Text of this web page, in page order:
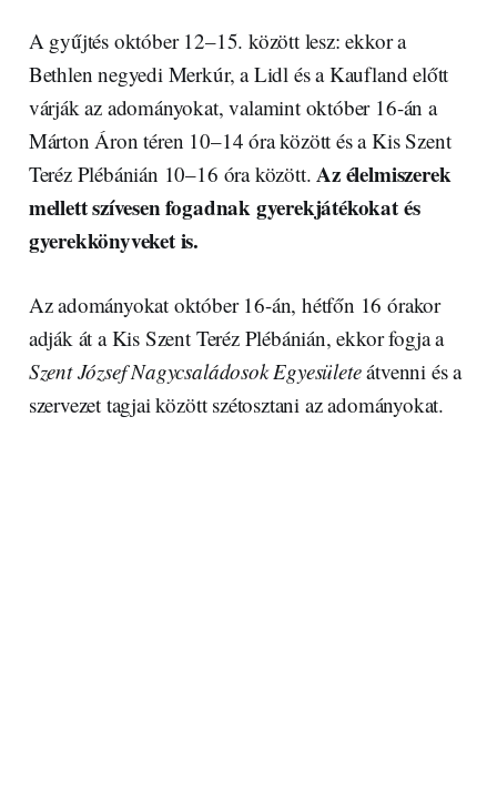
A gyűjtés október 12–15. között lesz: ekkor a
Bethlen negyedi Merkúr, a Lidl és a Kaufland előtt
várják az adományokat, valamint október 16-án a
Márton Áron téren 10–14 óra között és a Kis Szent
Teréz Plébánián 10–16 óra között. Az élelmiszerek
mellett szívesen fogadnak gyerekjátékokat és
gyerekkönyveket is.
Az adományokat október 16-án, hétfőn 16 órakor
adják át a Kis Szent Teréz Plébánián, ekkor fogja a
Szent József Nagycsaládosok Egyesületeátvenni és a
szervezet tagjai között szétosztani az adományokat.